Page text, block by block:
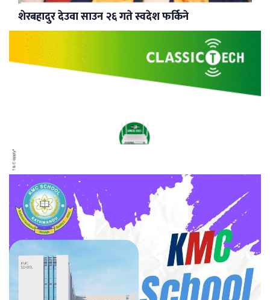
शेरबहादुर देउवा साउन २६ गते स्वदेश फर्किने